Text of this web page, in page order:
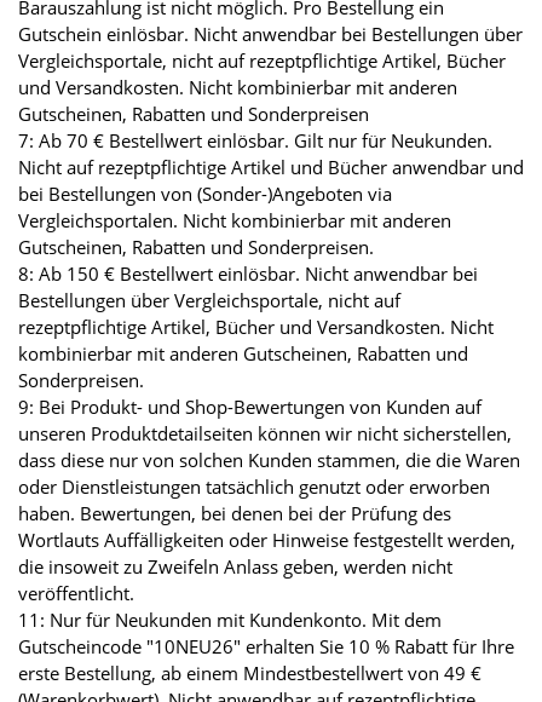
Barauszahlung ist nicht möglich. Pro Bestellung ein
Gutschein einlösbar. Nicht anwendbar bei Bestellungen über
Vergleichsportale, nicht auf rezeptpflichtige Artikel, Bücher
und Versandkosten. Nicht kombinierbar mit anderen
Gutscheinen, Rabatten und Sonderpreisen
7: Ab 70 € Bestellwert einlösbar. Gilt nur für Neukunden.
Nicht auf rezeptpflichtige Artikel und Bücher anwendbar und
bei Bestellungen von (Sonder-)Angeboten via
Vergleichsportalen. Nicht kombinierbar mit anderen
Gutscheinen, Rabatten und Sonderpreisen.
8: Ab 150 € Bestellwert einlösbar. Nicht anwendbar bei
Bestellungen über Vergleichsportale, nicht auf
rezeptpflichtige Artikel, Bücher und Versandkosten. Nicht
kombinierbar mit anderen Gutscheinen, Rabatten und
Sonderpreisen.
9: Bei Produkt- und Shop-Bewertungen von Kunden auf
unseren Produktdetailseiten können wir nicht sicherstellen,
dass diese nur von solchen Kunden stammen, die die Waren
oder Dienstleistungen tatsächlich genutzt oder erworben
haben. Bewertungen, bei denen bei der Prüfung des
Wortlauts Auffälligkeiten oder Hinweise festgestellt werden,
die insoweit zu Zweifeln Anlass geben, werden nicht
veröffentlicht.
11: Nur für Neukunden mit Kundenkonto. Mit dem
Gutscheincode "10NEU26" erhalten Sie 10 % Rabatt für Ihre
erste Bestellung, ab einem Mindestbestellwert von 49 €